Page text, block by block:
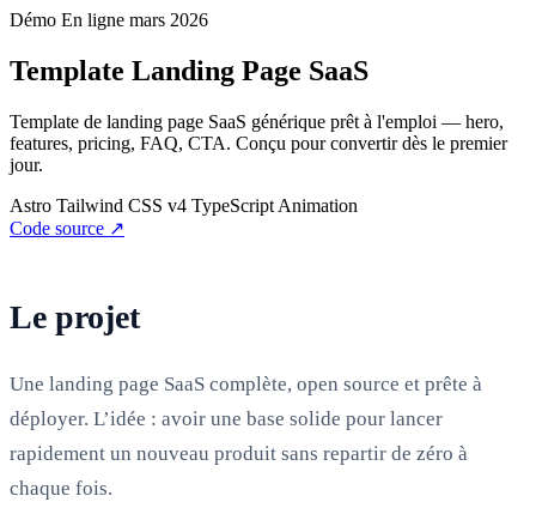
Démo En ligne mars 2026
Template Landing Page SaaS
Template de landing page SaaS générique prêt à l'emploi — hero,
features, pricing, FAQ, CTA. Conçu pour convertir dès le premier
jour.
Astro Tailwind CSS v4 TypeScript Animation
Code source ↗
Le projet
Une landing page SaaS complète, open source et prête à
déployer. L’idée : avoir une base solide pour lancer
rapidement un nouveau produit sans repartir de zéro à
chaque fois.